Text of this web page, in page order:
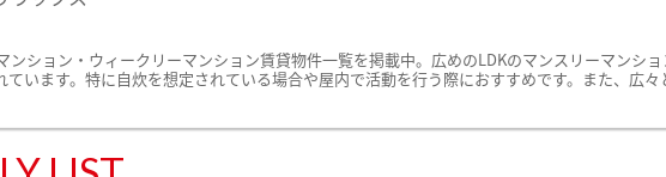
ンション・ウィークリーマンション賃貸物件一覧を掲載中。広めのLDKのマンスリーマンシ
います。特に自炊を想定されている場合や屋内で活動を行う際におすすめです。また、広